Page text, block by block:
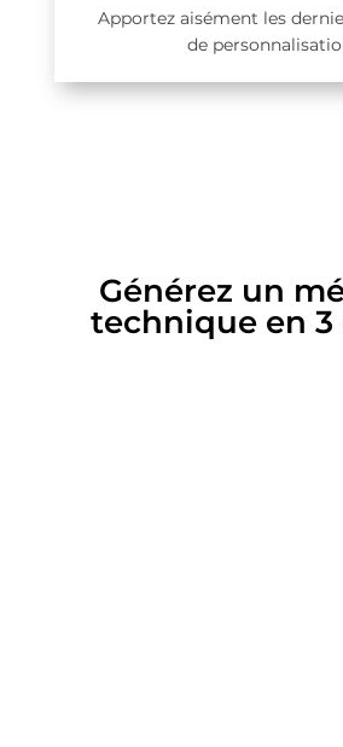
Apportez aisément les
de
Générez un
technique en 3